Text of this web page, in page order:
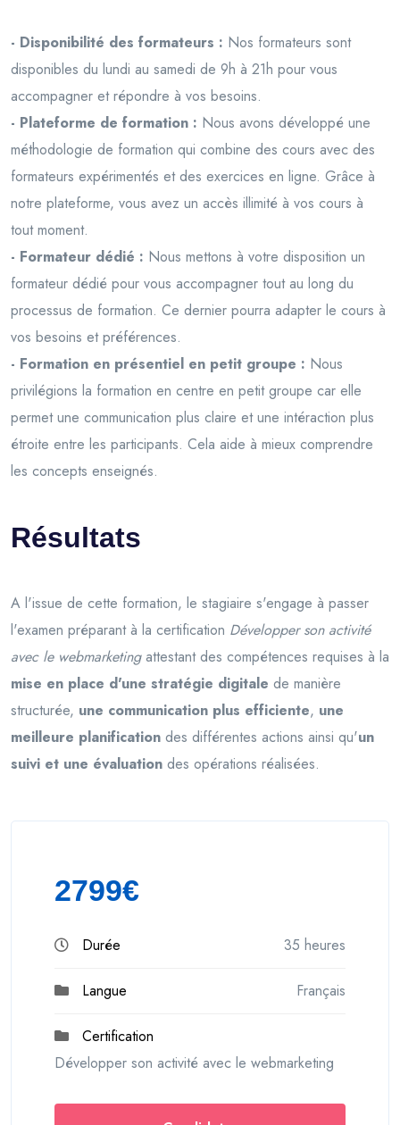
- Disponibilité des formateurs : Nos formateurs sont
disponibles du lundi au samedi de 9h à 21h pour vous
accompagner et répondre à vos besoins.
- Plateforme de formation : Nous avons développé une
méthodologie de formation qui combine des cours avec des
formateurs expérimentés et des exercices en ligne. Grâce à
notre plateforme, vous avez un accès illimité à vos cours à
tout moment.
- Formateur dédié : Nous mettons à votre disposition un
formateur dédié pour vous accompagner tout au long du
processus de formation. Ce dernier pourra adapter le cours à
vos besoins et préférences.
- Formation en présentiel en petit groupe : Nous
privilégions la formation en centre en petit groupe car elle
permet une communication plus claire et une intéraction plus
étroite entre les participants. Cela aide à mieux comprendre
les concepts enseignés.
Résultats
A l'issue de cette formation, le stagiaire s'engage à passer
l'examen préparant à la certification Développer son activité
avec le webmarketingattestant des compétences requises à la
mise en place d'une stratégie digitale de manière
structurée, une communication plus efficiente, une
meilleure planification des différentes actions ainsi qu'un
suivi et une évaluation des opérations réalisées.
2799€
Durée 35 heures
Langue Français
Certification
Développer son activité avec le webmarketing